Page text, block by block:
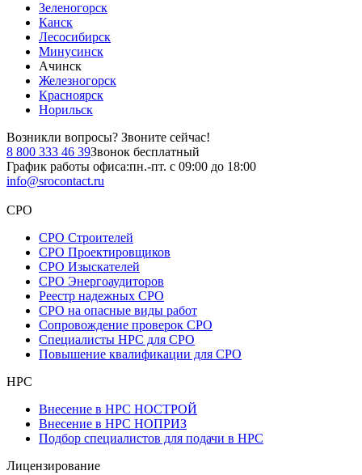
Зеленогорск
Канск
Лесосибирск
Минусинск
Ачинск
Железногорск
Красноярск
Норильск
Возникли вопросы? Звоните сейчас!
8 800 333 46 39Звонок бесплатный
График работы офиса:пн.-пт. с 09:00 до 18:00
info@srocontact.ru
СРО
СРО Строителей
СРО Проектировщиков
СРО Изыскателей
СРО Энергоаудиторов
Реестр надежных СРО
СРО на опасные виды работ
Сопровождение проверок СРО
Специалисты НРС для СРО
Повышение квалификации для СРО
НРС
Внесение в НРС НОСТРОЙ
Внесение в НРС НОПРИЗ
Подбор специалистов для подачи в НРС
Лицензирование